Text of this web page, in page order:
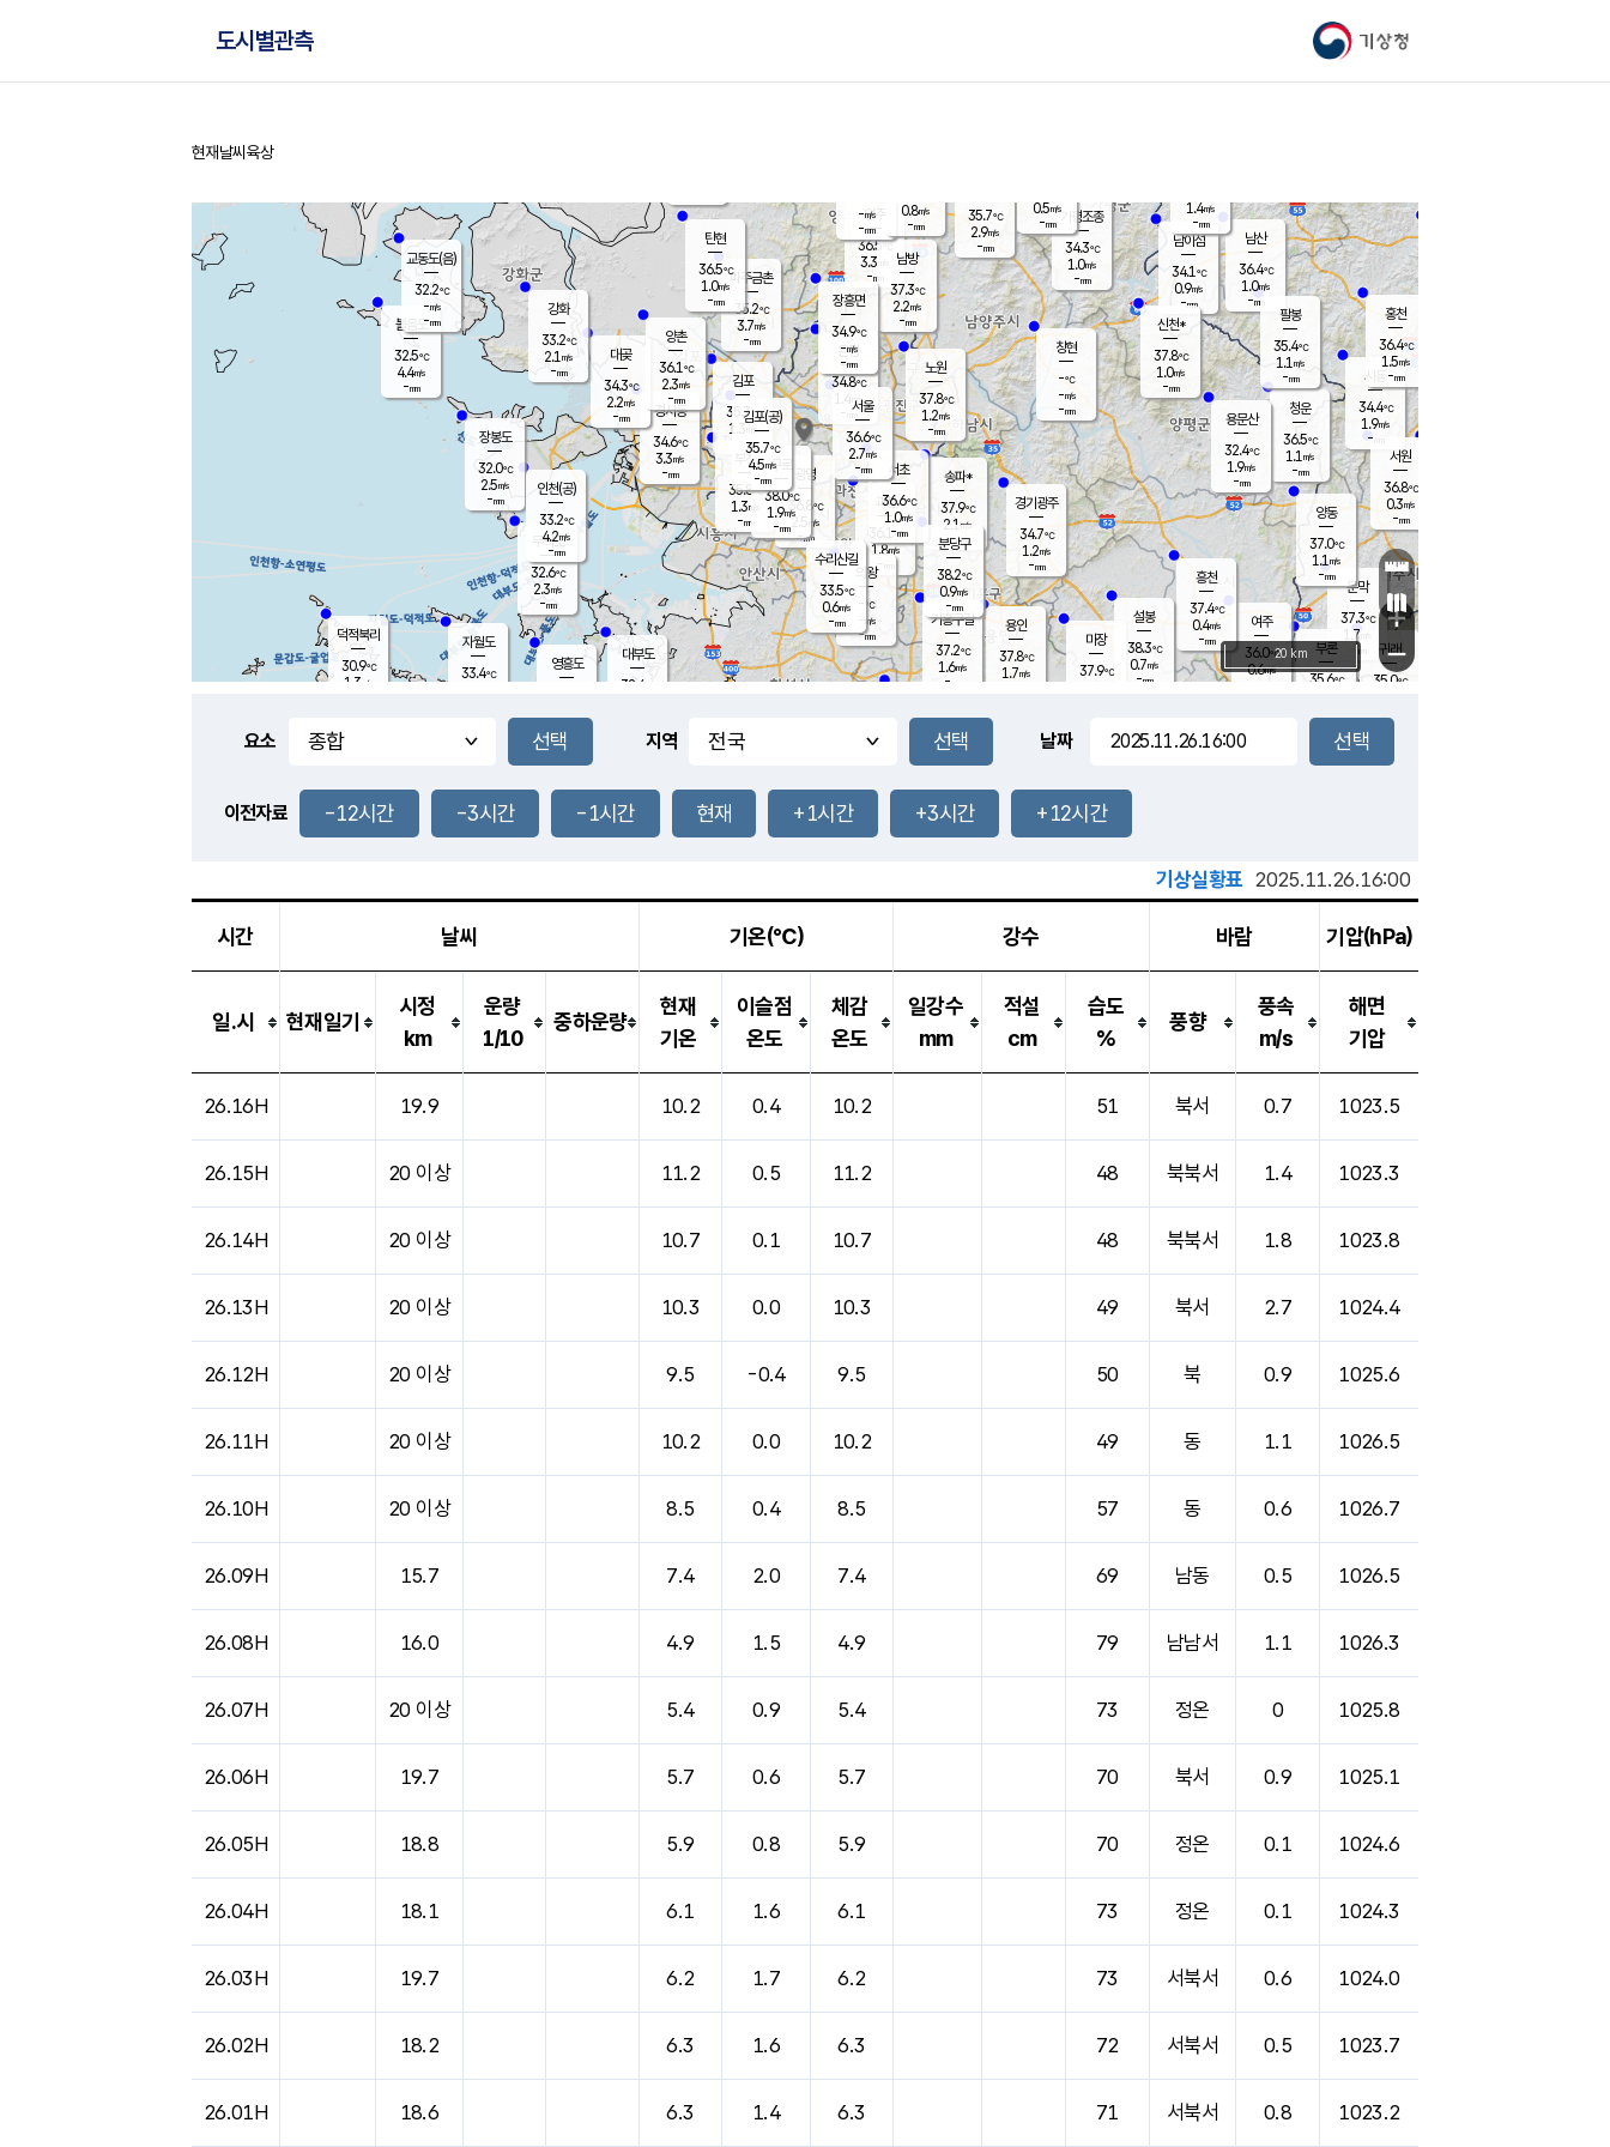
기상청
도시별관측
홈
현재날씨 육상
풍도
3.6m/s
문막
37.3℃
1.7m/s
mm
남이섬
34.1℃
0.9m/s
-mm
무의도
32.6℃
2.3m/s
-mm
영흥도
볼음도
32.5℃
4.4m/s
-mm
자월도
33.4℃
양주
36.5℃
3.3
-mm
부론
35.6℃
과천
36.1℃
1.8m/s
- mm
남산
36.4℃
1.0m/s
-mm
장봉도
32.0℃
2.5m/s
-mm
-mm
청운
36.5℃
1.1 m/s
-mm
팔봉
35.4℃
1.1 m/s
-mm
-mm
용인
37.8℃
1.7m/s
여주
36.0℃
0.6m/s
양동
37.0℃
1.1m/s
-mm
경기광주
34.7℃
1.2m/s
-mm
장호원
1.4m/s
-mm
34.1
℃
대부도
32.4
-
경서동
34.6℃
3.3m/s
-mm
파주금촌
35.2℃
3.7m/s
-mm
가평조종
34.3℃
1.0m/s
-mm
35.7℃
2.9m/s
-mm
대곶
34.3℃
2.2m/s
-mm
신천*
37.8℃
1.0m/s
-mm
창현
-℃
-m/s
-mm
탄현
36.5℃
1.0m/s
-mm
0.5m/s
-mm
37.8℃
1.2m/s
-mm
흥천
37.4℃
0.4m/s
-mm
마장
37.9℃
의왕
- ℃
-m/s
-mm
김포
35.7℃
1.3 m/s
mm
설봉
38.3℃
0.7m/s
-mm
광명
36.8 ℃
2.5 m/s
-mm
부천
35.8℃
1.3m/s
-mm
-mm
양촌
36.1℃
2.3m/s
-mm
구로
38.0℃
1.9m/s
-mm
은평
34.8℃
1.4 m/s
- mm
노원
37.8℃
1.2m/s
-mm
송파*
37.9℃
2.1 m/s
-mm
서초
36.6℃
1.0m/s
-mm
남방
37.3℃
2.2m/s
-mm
기흥구갈
37.2℃
1.6m/s
-
수리산길
33.5℃
0.6m/s
-mm
분당구
38.2℃
0.9m/s
-mm
장흥면
34.9℃
-m/s
-mm
-m/s
-mm
시동
34.4℃
1.9m/s
- mm
귀래
35.0℃
서원
36.8℃
0.3m/s
-mm
용문산
32.4℃
1.9m/s
-mm
덕적북리
30.9℃
1.3 m/s
홍천
36.4℃
1.5m/s
-mm
강화
33.2℃
2.1 m/s
-mm
인천(공)
33.2℃
4.2m/s
-mm
김포(공)
35.7℃
4.5m/s
-mm
서울
36.6℃
2.7m/s
-mm
0.8m/s
-mm
교동도(음)
32.2℃
-m/s
-mm
+
−
20 km
요소 지역 날짜
이전자료 -12시간 -3시간 -1시간 현재 +1시간 +3시간 +12시간
기상실황표 2025.11.26.16:00
시간 날씨 기온(℃) 강수 바람 기압(hPa)
일.시 현재일기
시정
km
운량
1/10
중하운량
현재
기온
이슬점
온도
체감
온도
일강수
mm
적설
cm
습도
%
풍향
풍속
m/s
해면
기압
26.16H 19.9 10.2 0.4 10.2 51 북서 0.7 1023.5
26.15H 20 이상 11.2 0.5 11.2 48 북북서 1.4 1023.3
26.14H 20 이상 10.7 0.1 10.7 48 북북서 1.8 1023.8
26.13H 20 이상 10.3 0.0 10.3 49 북서 2.7 1024.4
26.12H 20 이상 9.5 -0.4 9.5 50 북 0.9 1025.6
26.11H 20 이상 10.2 0.0 10.2 49 동 1.1 1026.5
26.10H 20 이상 8.5 0.4 8.5 57 동 0.6 1026.7
26.09H 15.7 7.4 2.0 7.4 69 남동 0.5 1026.5
26.08H 16.0 4.9 1.5 4.9 79 남남서 1.1 1026.3
26.07H 20 이상 5.4 0.9 5.4 73 정온 0 1025.8
26.06H 19.7 5.7 0.6 5.7 70 북서 0.9 1025.1
26.05H 18.8 5.9 0.8 5.9 70 정온 0.1 1024.6
26.04H 18.1 6.1 1.6 6.1 73 정온 0.1 1024.3
26.03H 19.7 6.2 1.7 6.2 73 서북서 0.6 1024.0
26.02H 18.2 6.3 1.6 6.3 72 서북서 0.5 1023.7
26.01H 18.6 6.3 1.4 6.3 71 서북서 0.8 1023.2